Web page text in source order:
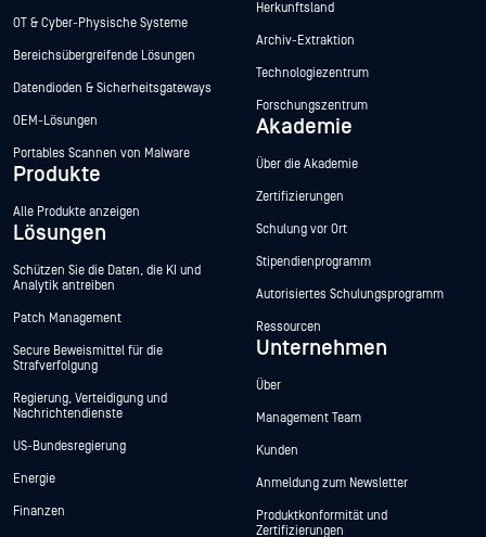
OT & Cyber-Physische Systeme
Bereichsübergreifende Lösungen
Datendioden & Sicherheitsgateways
OEM-Lösungen
Portables Scannen von Malware
Produkte
Alle Produkte anzeigen
Lösungen
Schützen Sie die Daten, die KI und
Analytik antreiben
Patch Management
Secure Beweismittel für die
Strafverfolgung
Regierung, Verteidigung und
Nachrichtendienste
US-Bundesregierung
Energie
Finanzen
Herkunftsland
Archiv-Extraktion
Technologiezentrum
Forschungszentrum
Akademie
Über die Akademie
Zertifizierungen
Schulung vor Ort
Stipendienprogramm
Autorisiertes Schulungsprogramm
Ressourcen
Unternehmen
Über
Management Team
Kunden
Anmeldung zum Newsletter
Produktkonformität und
Zertifizierungen